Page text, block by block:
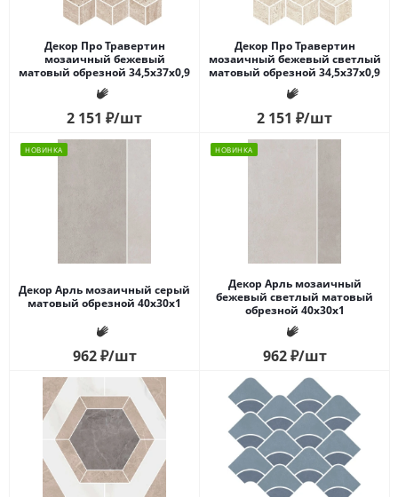
Декор Про Травертин
мозаичный бежевый
матовый обрезной 34,5x37x0,9
2 151 ₽/шт
Декор Про Травертин
мозаичный бежевый светлый
матовый обрезной 34,5x37x0,9
2 151 ₽/шт
НОВИНКА
Декор Арль мозаичный серый
матовый обрезной 40x30x1
962₽/шт
НОВИНКА
Декор Арль мозаичный
бежевый светлый матовый
обрезной 40x30x1
962₽/шт